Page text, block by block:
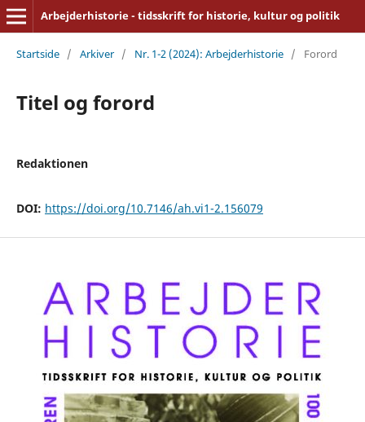
Arbejderhistorie - tidsskrift for historie, kultur og politik
Startside / Arkiver / Nr. 1-2 (2024): Arbejderhistorie / Forord
Titel og forord
Redaktionen
DOI: https://doi.org/10.7146/ah.vi1-2.156079